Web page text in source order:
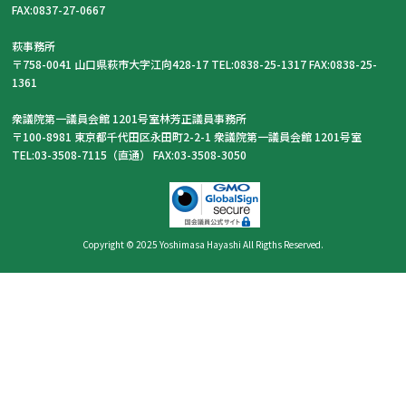
Copyright © 2025 Yoshimasa Hayashi All Rigths Reserved.
FAX:0837-27-0667
萩事務所
〒758-0041 山口県萩市大字江向428-17 TEL:0838-25-1317 FAX:0838-25-
1361
衆議院第一議員会館 1201号室林芳正議員事務所
〒100-8981 東京都千代田区永田町2-2-1 衆議院第一議員会館 1201号室
TEL:03-3508-7115（直通） FAX:03-3508-3050